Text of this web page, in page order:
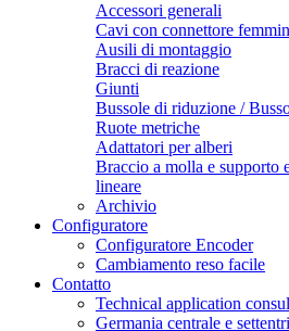
Accessori generali
Cavi con connettore
Ausili di montaggio
Bracci di reazione
Giunti
Bussole di riduzione /
Ruote metriche
Adattatori per alberi
Braccio a molla e supporto
lineare
Archivio
Configuratore
Configuratore Encoder
Cambiamento reso facile
Contatto
Technical application
Germania centrale e